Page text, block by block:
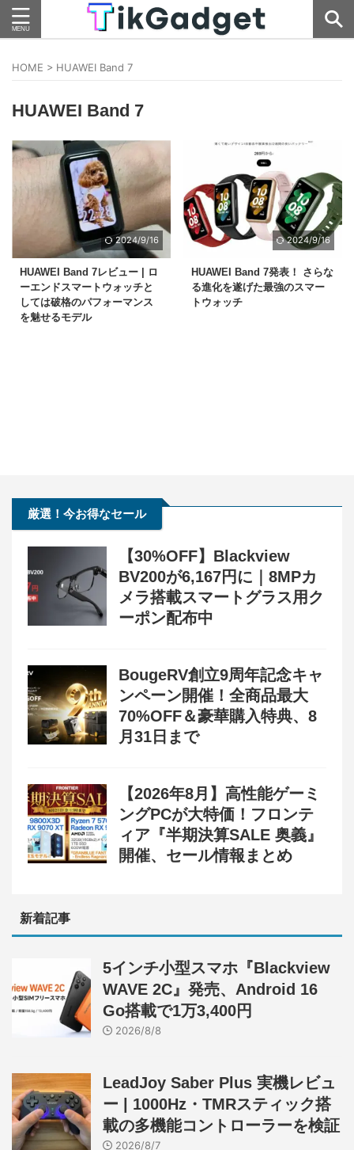
HOME > HUAWEI Band 7
HUAWEI Band 7
2024/9/16
HUAWEI Band 7レビュー | ロ
ーエンドスマートウォッチと
しては破格のパフォーマンス
を魅せるモデル
2024/9/16
HUAWEI Band 7発表！ さらな
る進化を遂げた最強のスマー
トウォッチ
厳選！今お得なセール
【30%OFF】Blackview
BV200が6,167円に｜8MPカ
メラ搭載スマートグラス用ク
ーポン配布中
BougeRV創立9周年記念キャ
ンペーン開催！全商品最大
70%OFF＆豪華購入特典、8
月31日まで
【2026年8月】高性能ゲーミ
ングPCが大特価！フロンテ
ィア『半期決算SALE 奥義』
開催、セール情報まとめ
新着記事
5インチ小型スマホ『Blackview
WAVE 2C』発売、Android 16
Go搭載で1万3,400円
2026/8/8
LeadJoy Saber Plus 実機レビュ
ー | 1000Hz・TMRスティック搭
載の多機能コントローラーを検証
2026/8/7